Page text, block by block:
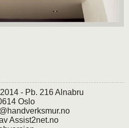
- Pb. 216 Alnabru
Oslo
Assist2net.no